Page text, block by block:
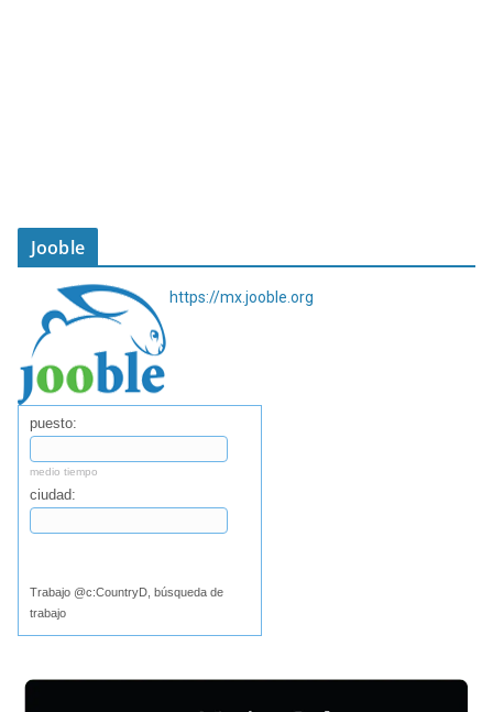
Jooble
https://mx.jooble.org
puesto:
medio tiempo
ciudad:
Trabajo @c:CountryD, búsqueda de
trabajo